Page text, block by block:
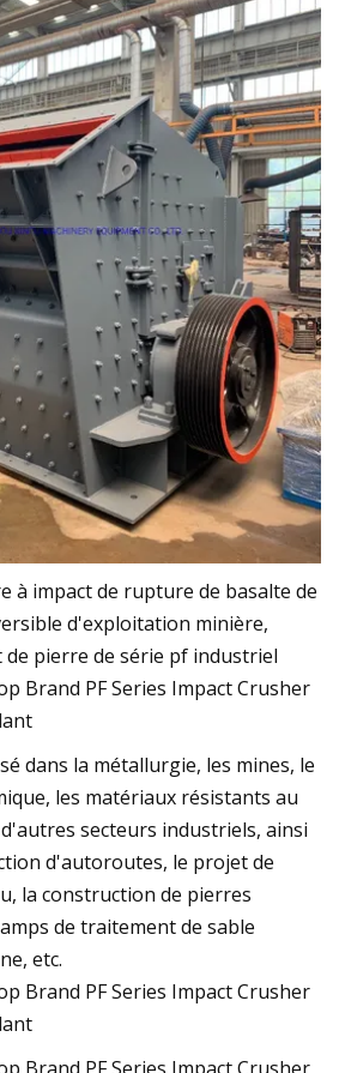
à impact de rupture de basalte de
d'exploitation minière,
de pierre de série pf industriel
dans la métallurgie, les mines, le
les matériaux résistants au
secteurs industriels, ainsi
d'autoroutes, le projet de
la construction de pierres
de traitement de sable
etc.